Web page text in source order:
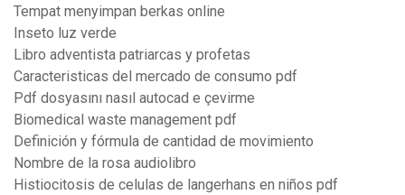
Tempat menyimpan berkas online
Inseto luz verde
Libro adventista patriarcas y profetas
Caracteristicas del mercado de consumo pdf
Pdf dosyasını nasıl autocad e çevirme
Biomedical waste management pdf
Definición y fórmula de cantidad de movimiento
Nombre de la rosa audiolibro
Histiocitosis de celulas de langerhans en niños pdf